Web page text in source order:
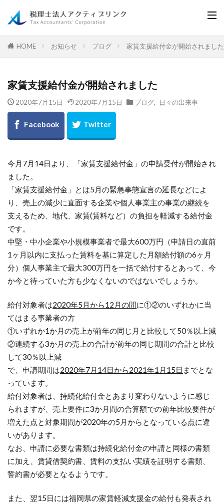
HOME お知らせ ブログ 家賃支援給付金が開始されました
家賃支援給付金が開始されました
2020年7月15日 2020年7月15日 ブログ, 日々の出来事
今月7月14日より、「家賃支援給付金」の申請受付が開始され
ました。
「家賃支援給付金」とは5月の緊急事態宣言の延長などによ
り、売上の減少に直面する企業や個人事業主の事業の継続を
支えるため、地代、家賃(賃料など）の負担を軽減する給付金
です。
中堅・中小企業や小規模事業者で最大600万円（申請日の直前
1ヶ月以内に支払った賃料を基に算定した月額給付額の6ヶ月
分）個人事業主で最大300万円を一括で給付するとあって、今
か今と待っていた方も少なくないのではないでしょうか。
給付対象者は2020年5月から12月の間に①②のいずれかに当
てはまる事業者の方
①いずれか1か月の売上が前年の同じ月と比較して50％以上減
②連続する3か月の売上の合計が前年の同じ期間の合計と比較
して30％以上減
で、申請期間は2020年7月14日から2021年1月15日 までとな
っています。
給付対象者は、持続化給付金とあまり変わりないように感じ
られますが、売上要件に3か月間の合算額での前年比較要件が
増えた点と対象期間が2020年の5月からとなっている点に違
いがあります。
なお、申請に必要な書類は持続化給付金の申請と同様の書類
に加え、賃貸借契約書、賃料の支払い実績を証明する書類、
誓約書が必要となるようです。
また、翌15日には福岡県の家賃軽減支援金の給付も発表され